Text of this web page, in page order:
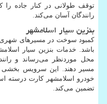
توقف طولانی در کنار جاده را
رانندگان آسان می‌کند.
بنزین سیار اسلامشهر
کمبود سوخت در مسیرهای
باشد. خدمات بنزین سیار
محل موردنظر می‌رساند و
مسیر دهند. این سرویس بخشی
خودرو اسلامشهر کارت درسته
تضمین می‌کند.